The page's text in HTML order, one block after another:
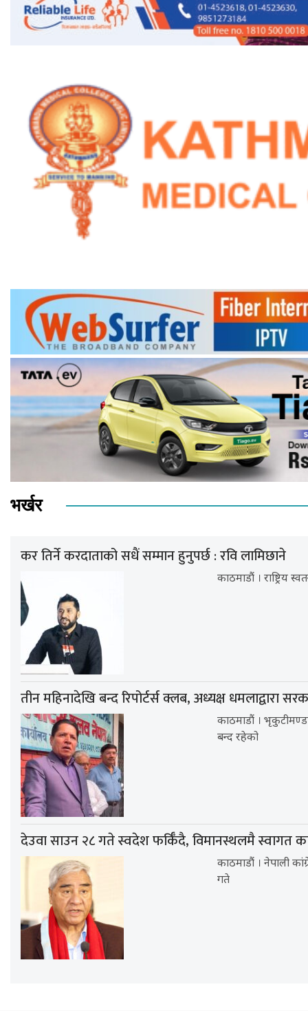
भर्खर
कर तिर्ने करदाताको सधैं सम्मान हुनुपर्छ : रवि लामिछाने
काठमाडौं । राष्ट्रिय
तीन महिनादेखि बन्द रिपोर्टर्स क्लब, अध्यक्ष धमलाद्वारा
काठमाडौं ।
बन्द रहेको
देउवा साउन २८ गते स्वदेश फर्किँदै, विमानस्थलमै स्वागत
काठमाडौं । नेपाली
गते